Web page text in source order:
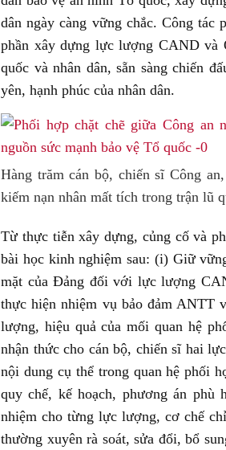
dân ngày càng vững chắc. Công
phần xây dựng lực lượng CAND
quốc và nhân dân, sẵn sàng chiến
yên, hạnh phúc của nhân dân.
Hàng trăm cán bộ, chiến sĩ Công
kiếm nạn nhân mất tích trong trận lũ
Từ thực tiễn xây dựng, củng cố và
bài học kinh nghiệm sau: (i) Giữ
mặt của Đảng đối với lực lượng
thực hiện nhiệm vụ bảo đảm ANTT
lượng, hiệu quả của mối quan hệ
nhận thức cho cán bộ, chiến sĩ hai
nội dung cụ thể trong quan hệ phối
quy chế, kế hoạch, phương án
nhiệm cho từng lực lượng, cơ chế
thường xuyên rà soát, sửa đổi, bổ